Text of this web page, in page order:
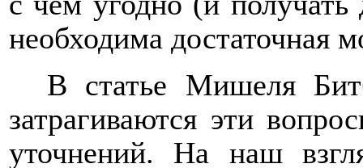
необходима достаточная
В статье Мишеля
затрагиваются эти
уточнений. На наш